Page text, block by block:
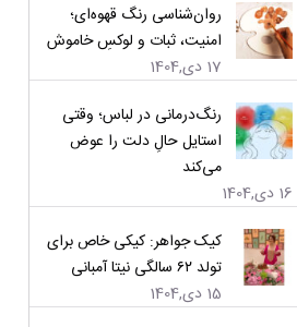
روان‌شناسی رنگ قهوه‌ای؛
امنیت، ثبات و لوکسِ خاموش
17 دی,1404
رنگ‌درمانی در لباس؛ وقتی
استایل حالِ دلت را عوض
می‌کند
16 دی,1404
کیک جواهر: کیکی خاص برای
تولد ۶۲ سالگی نیتا آمبانی
15 دی,1404